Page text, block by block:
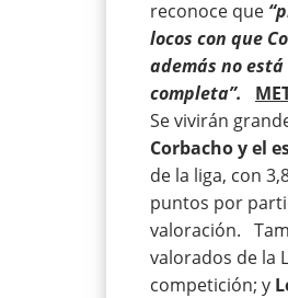
reconoce que
locos con que
además no
completa”.
Se vivirán
Corbacho y el
de la liga, con
puntos por
valoración.
valorados de la
competición; y